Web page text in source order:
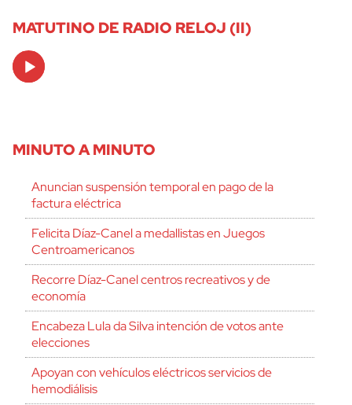
MATUTINO DE RADIO RELOJ (II)
Audio
Player
MINUTO A MINUTO
Anuncian suspensión temporal en pago de la
factura eléctrica
Felicita Díaz-Canel a medallistas en Juegos
Centroamericanos
Recorre Díaz-Canel centros recreativos y de
economía
Encabeza Lula da Silva intención de votos ante
elecciones
Apoyan con vehículos eléctricos servicios de
hemodiálisis